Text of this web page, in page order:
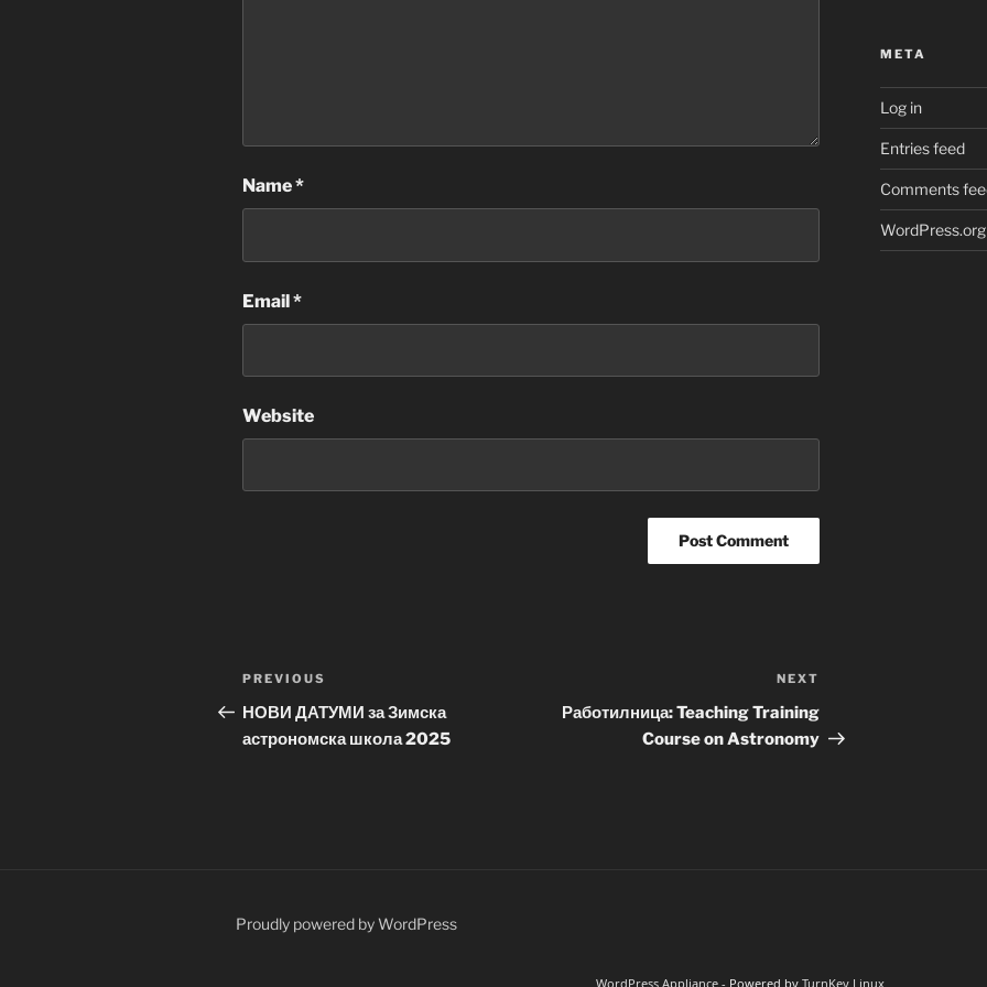
Name*
Email*
Website
Post
navigation
Previous
Post
PREVIOUS
НОВИ ДАТУМИ за Зимска
астрономска школа 2025
Post
NEXT
Работилница: Teaching Training
Course on Astronomy
META
Log in
Entries feed
Comments
WordPress.org
Proudly powered by WordPress
WordPress Appliance - Powered by TurnKey Linux